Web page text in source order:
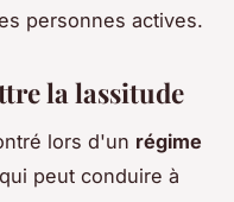
personnes actives.
la lassitude
lors d'un régime
peut conduire à